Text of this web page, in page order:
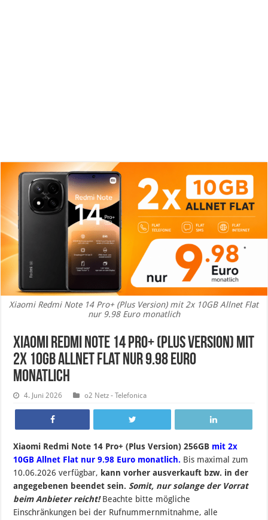
Xiaomi Redmi Note 14 Pro+ (Plus Version) mit 2x 10GB Allnet Flat
nur 9.98 Euro monatlich
Xiaomi Redmi Note 14 Pro+ (Plus Version) mit
2x 10GB Allnet Flat nur 9.98 Euro
monatlich
4. Juni 2026 o2 Netz - Telefonica
Xiaomi Redmi Note 14 Pro+ (Plus Version) 256GB mit 2x
10GB Allnet Flat nur 9.98 Euro monatlich. Bis maximal zum
10.06.2026 verfügbar, kann vorher ausverkauft bzw. in der
angegebenen beendet sein. Somit, nur solange der Vorrat
beim Anbieter reicht!Beachte bitte mögliche
Einschränkungen bei der Rufnummernmitnahme, alle